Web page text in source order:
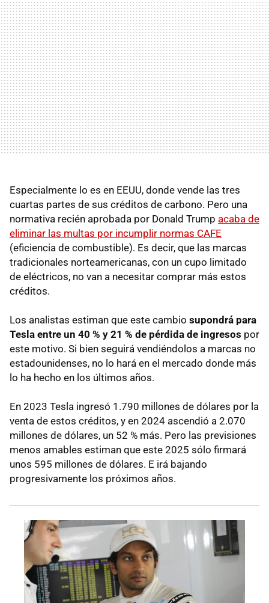
Especialmente lo es en EEUU, donde vende las tres
cuartas partes de sus créditos de carbono. Pero una
normativa recién aprobada por Donald Trump acaba de
eliminar las multas por incumplir normas CAFE
(eficiencia de combustible). Es decir, que las marcas
tradicionales norteamericanas, con un cupo limitado
de eléctricos, no van a necesitar comprar más estos
créditos.
Los analistas estiman que este cambio supondrá para
Tesla entre un 40 % y 21 % de pérdida de ingresos por
este motivo. Si bien seguirá vendiéndolos a marcas no
estadounidenses, no lo hará en el mercado donde más
lo ha hecho en los últimos años.
En 2023 Tesla ingresó 1.790 millones de dólares por la
venta de estos créditos, y en 2024 ascendió a 2.070
millones de dólares, un 52 % más. Pero las previsiones
menos amables estiman que este 2025 sólo firmará
unos 595 millones de dólares. E irá bajando
progresivamente los próximos años.